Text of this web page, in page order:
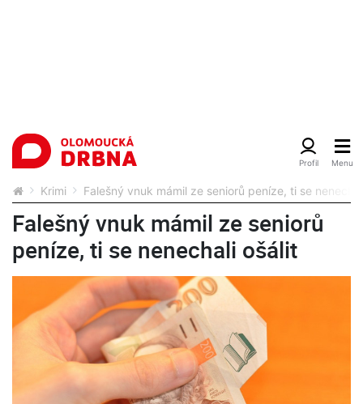
Krimi Falešný vnuk mámil ze seniorů peníze, ti se
Falešný vnuk mámil ze seniorů
peníze, ti se nenechali ošálit